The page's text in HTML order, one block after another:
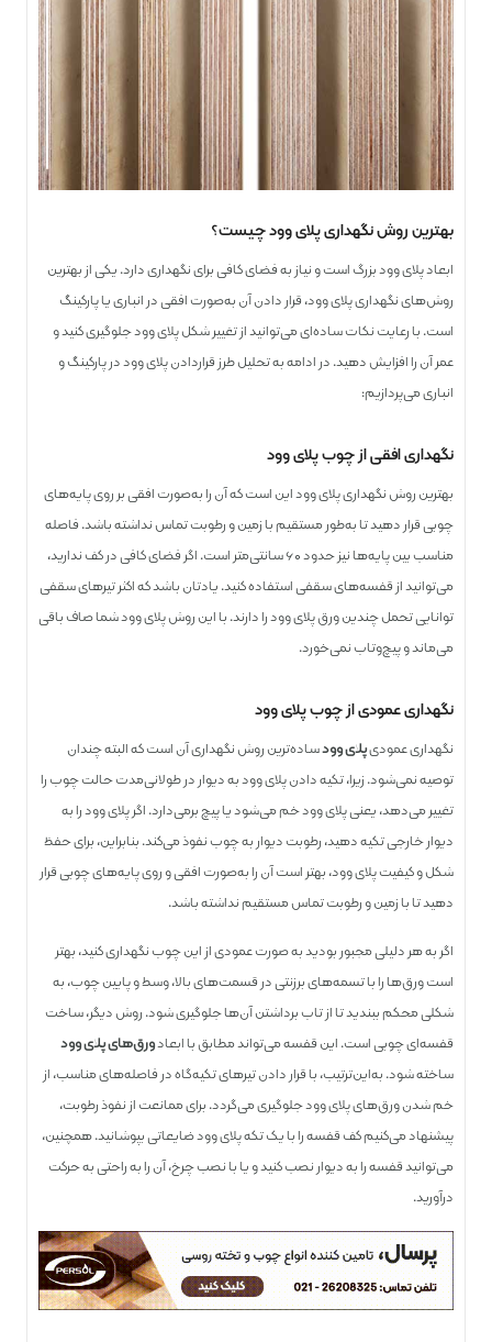
بهترین روش نگهداری پلای وود چیست؟
ابعاد پلای ‌وود بزرگ است و نیاز به فضای کافی برای نگهداری دارد. یکی از بهترین
روش‌های نگهداری پلای ‌وود، قرار دادن آن به‌صورت افقی در انباری یا پارکینگ
است. با رعایت نکات ساده‌ای می‌توانید از تغییر شکل پلای ‌وود جلوگیری کنید و
عمر آن را افزایش دهید. در ادامه به تحلیل طرز قراردادن پلای وود در پارکینگ و
انباری می‌پردازیم:
نگهداری افقی از چوب پلای وود
بهترین روش نگهداری پلای وود این است که آن‌ را به‌صورت افقی بر روی پایه‌های
چوبی قرار دهید تا به‌طور مستقیم با زمین و رطوبت تماس نداشته باشد. فاصله
مناسب بین پایه‌ها نیز حدود ۶۰ سانتی‌متر است. اگر فضای کافی در کف ندارید،
می‌توانید از قفسه‌های سقفی استفاده کنید. یادتان باشد که اکثر تیرهای سقفی
توانایی تحمل چندین ورق پلای‌ وود را دارند. با این روش پلای‌ وود شما صاف باقی
می‌ماند و پیچ‌وتاب نمی‌خورد.
نگهداری عمودی از چوب پلای وود
نگهداری عمودیپلای‌ وودساده‌ترین روش نگهداری آن است که البته چندان
توصیه نمی‌شود. زیرا، تکیه دادن پلای‌ وود به دیوار در طولانی‌مدت حالت چوب را
تغییر می‌دهد، یعنی پلای وود خم می‌شود یا پیچ برمی‌دارد. اگر پلای‌ وود را به
دیوار خارجی تکیه دهید، رطوبت دیوار به چوب نفوذ می‌کند. بنابراین، برای حفظ
شکل و کیفیت پلای ‌وود، بهتر است آن را به‌صورت افقی و روی پایه‌های چوبی قرار
دهید تا با زمین و رطوبت تماس مستقیم نداشته باشد.
اگر به هر دلیلی مجبور بودید به صورت عمودی از این چوب نگهداری کنید، بهتر
است ورق‌ها را با تسمه‌های برزنتی در قسمت‌های بالا، وسط و پایین چوب، به
شکلی محکم ببندید تا از تاب برداشتن آن‌ها جلوگیری شود. روش دیگر، ساخت
قفسه‌ای چوبی است. این قفسه می‌تواند مطابق با ابعادورق‌های پلای ‌وود
ساخته شود. به‌این‌ترتیب، با قرار دادن تیرهای تکیه‌گاه در فاصله‌های مناسب، از
خم شدن ورق‌های پلای وود جلوگیری می‌گردد. برای ممانعت از نفوذ رطوبت،
پیشنهاد می‌کنیم کف قفسه را با یک تکه پلای ‌وود ضایعاتی بپوشانید. همچنین،
می‌توانید قفسه را به دیوار نصب کنید و یا با نصب چرخ، آن را به راحتی به حرکت
درآورید.